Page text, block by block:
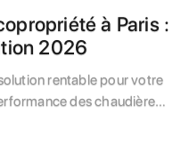
à Paris :
2026
rentable pour votre
des chaudières
qu'un conseil syndical doit